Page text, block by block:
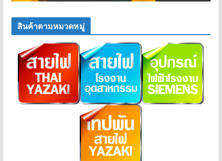
สินค้าตามหมวดหมู่